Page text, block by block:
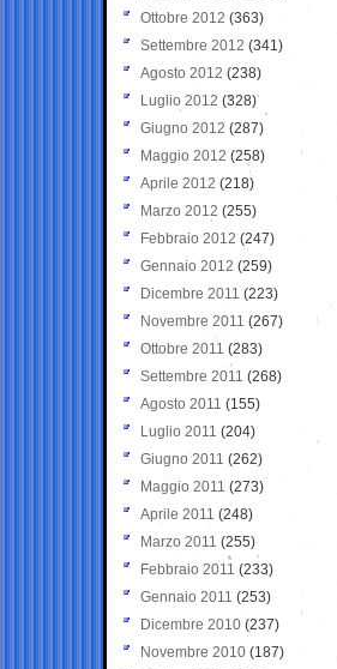
Ottobre 2012 (363)
Settembre 2012 (341)
Agosto 2012 (238)
Luglio 2012 (328)
Giugno 2012 (287)
Maggio 2012 (258)
Aprile 2012 (218)
Marzo 2012 (255)
Febbraio 2012 (247)
Gennaio 2012 (259)
Dicembre 2011 (223)
Novembre 2011 (267)
Ottobre 2011 (283)
Settembre 2011 (268)
Agosto 2011 (155)
Luglio 2011 (204)
Giugno 2011 (262)
Maggio 2011 (273)
Aprile 2011 (248)
Marzo 2011 (255)
Febbraio 2011 (233)
Gennaio 2011 (253)
Dicembre 2010 (237)
Novembre 2010 (187)